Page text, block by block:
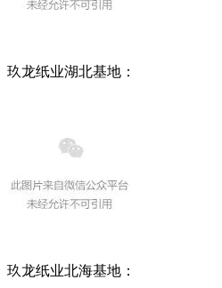
玖龙纸业湖北基地：
玖龙纸业北海基地：